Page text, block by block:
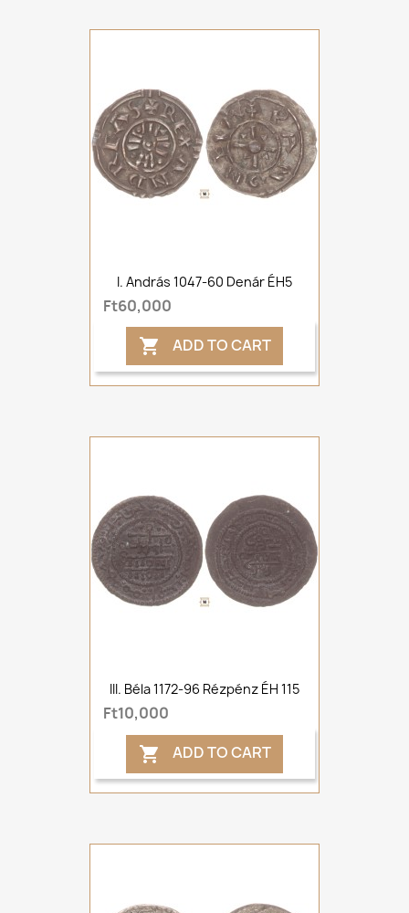
I. András 1047-60 Denár ÉH5
Ft60,000
 ADD TO CART
III. Béla 1172-96 Rézpénz ÉH 115
Ft10,000
 ADD TO CART